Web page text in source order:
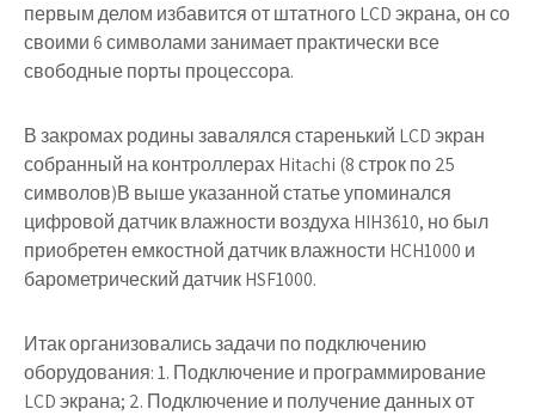
первым делом избавится от штатного LCD экрана, он со
своими 6 символами занимает практически все
свободные порты процессора.
В закромах родины завалялся старенький LCD экран
собранный на контроллерах Hitachi (8 строк по 25
символов)В выше указанной статье упоминался
цифровой датчик влажности воздуха HIH3610, но был
приобретен емкостной датчик влажности HCH1000 и
барометрический датчик HSF1000.
Итак организовались задачи по подключению
оборудования: 1. Подключение и программирование
LCD экрана; 2. Подключение и получение данных от